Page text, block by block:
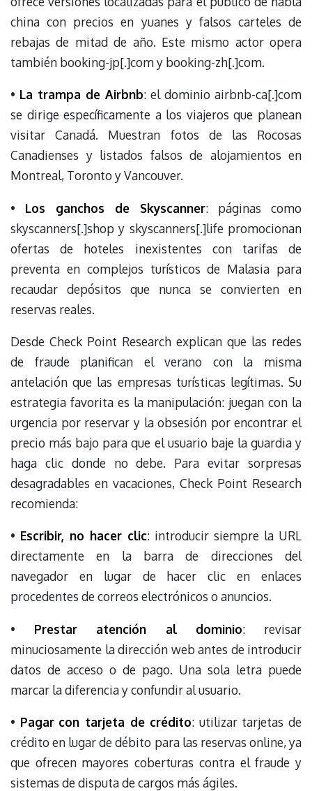
china con precios en yuanes y falsos carteles de
rebajas de mitad de año. Este mismo actor opera
también booking-jp[.]com y booking-zh[.]com.
• La trampa de Airbnb: el dominio airbnb-ca[.]com
se dirige específicamente a los viajeros que planean
visitar Canadá. Muestran fotos de las Rocosas
Canadienses y listados falsos de alojamientos en
Montreal, Toronto y Vancouver.
• Los ganchos de Skyscanner: páginas como
skyscanners[.]shop y skyscanners[.]life promocionan
ofertas de hoteles inexistentes con tarifas de
preventa en complejos turísticos de Malasia para
recaudar depósitos que nunca se convierten en
reservas reales.
Desde Check Point Research explican que las redes
de fraude planifican el verano con la misma
antelación que las empresas turísticas legítimas. Su
estrategia favorita es la manipulación: juegan con la
urgencia por reservar y la obsesión por encontrar el
precio más bajo para que el usuario baje la guardia y
haga clic donde no debe. Para evitar sorpresas
desagradables en vacaciones, Check Point Research
recomienda:
• Escribir, no hacer clic: introducir siempre la URL
directamente en la barra de direcciones del
navegador en lugar de hacer clic en enlaces
procedentes de correos electrónicos o anuncios.
• Prestar atención al dominio: revisar
minuciosamente la dirección web antes de introducir
datos de acceso o de pago. Una sola letra puede
marcar la diferencia y confundir al usuario.
• Pagar con tarjeta de crédito: utilizar tarjetas de
crédito en lugar de débito para las reservas online, ya
que ofrecen mayores coberturas contra el fraude y
sistemas de disputa de cargos más ágiles.